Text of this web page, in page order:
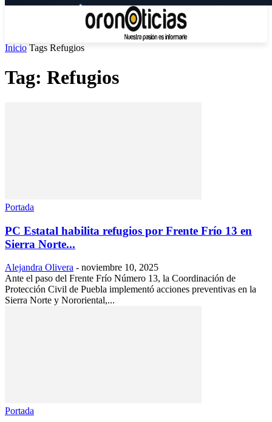
Inicio Tags Refugios
Tag: Refugios
Portada
PC Estatal habilita refugios por Frente Frío 13 en
Sierra Norte...
Alejandra Olivera - noviembre 10, 2025
Ante el paso del Frente Frío Número 13, la Coordinación de
Protección Civil de Puebla implementó acciones preventivas en la
Sierra Norte y Nororiental,...
Portada